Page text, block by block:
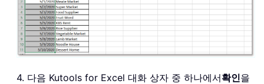
4. 다음 Kutools for Excel 대화 상자 중 하나에서확인을